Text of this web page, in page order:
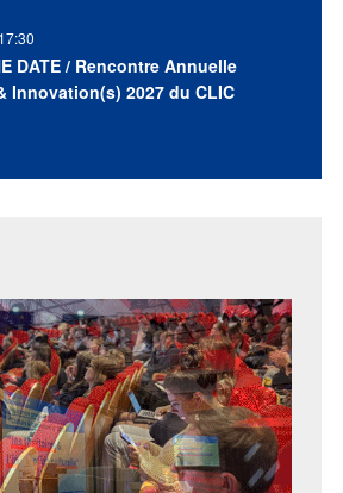
17:30
DATE / Rencontre Annuelle
Innovation(s) 2027 du CLIC